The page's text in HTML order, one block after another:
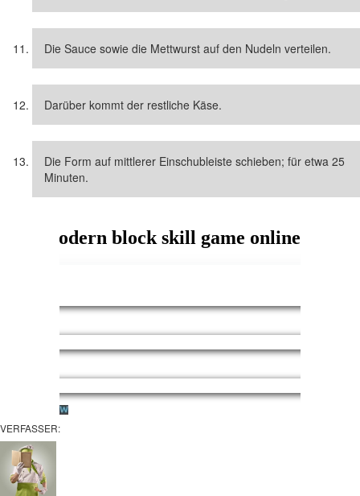
Die Sauce sowie die Mettwurst auf den Nudeln verteilen.
Darüber kommt der restliche Käse.
Die Form auf mittlerer Einschubleiste schieben; für etwa 25
Minuten.
VERFASSER: